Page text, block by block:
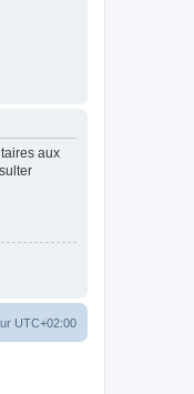
aux
UTC+02:00